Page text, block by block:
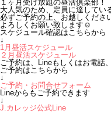
１ヶ月受け放題の昼活倶楽部！
大人気のため、定員に達してい
必ずご予約の上、お越しくださ
よろしくお願い致します☺
スケジュール確認はこちらから
↓
1月昼活スケジュール
２月昼活スケジュール
ご予約は、Lineもしくはお電話
ご予約はこちらから
↓
ご予約・お問合せフォーム
Lineからもご予約できます
↓
J.カレッジ公式Line